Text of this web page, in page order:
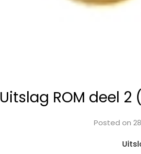
Uitslag ROM deel 2
Posted on